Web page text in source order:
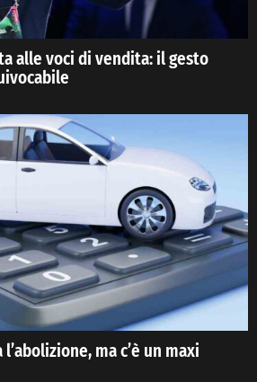
alle voci di vendita: il gesto
ma c’è un maxi